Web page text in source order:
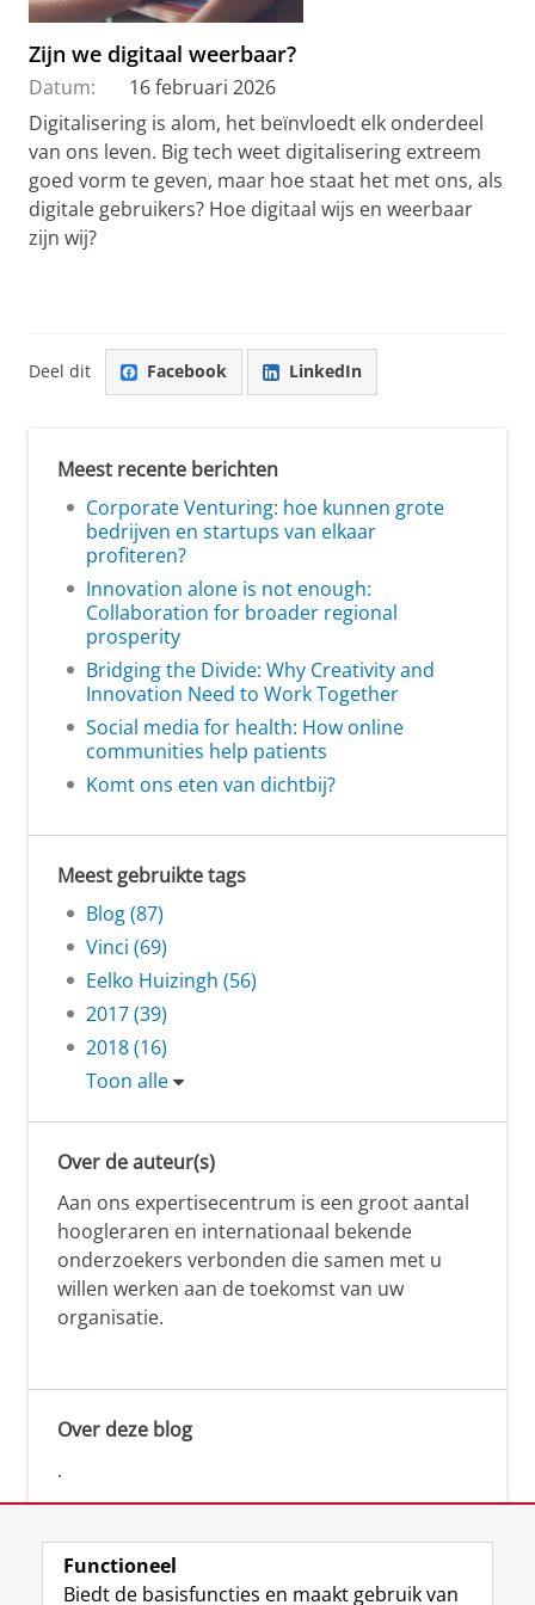
Zijn we digitaal weerbaar?
Datum:
16 februari 2026
Digitalisering is alom, het beïnvloedt elk onderdeel
van ons leven. Big tech weet digitalisering extreem
goed vorm te geven, maar hoe staat het met ons, als
digitale gebruikers? Hoe digitaal wijs en weerbaar
zijn wij?
Deel dit Facebook LinkedIn
Meest recente berichten
Corporate Venturing: hoe kunnen grote
bedrijven en startups van elkaar
profiteren?
Innovation alone is not enough:
Collaboration for broader regional
prosperity
Bridging the Divide: Why Creativity and
Innovation Need to Work Together
Social media for health: How online
communities help patients
Komt ons eten van dichtbij?
Meest gebruikte tags
Blog (87)
Vinci (69)
Eelko Huizingh (56)
2017 (39)
2018 (16)
Toon alle
Over de auteur(s)
Aan ons expertisecentrum is een groot aantal
hoogleraren en internationaal bekende
onderzoekers verbonden die samen met u
willen werken aan de toekomst van uw
organisatie.
Over deze blog
.
Functioneel
Biedt de basisfuncties en maakt gebruik van